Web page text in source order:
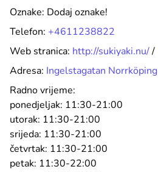
Oznake: Dodaj oznake!
Telefon: +4611238822
Web stranica: http://sukiyaki.nu//
Adresa: Ingelstagatan Norrköping
Radno vrijeme:
ponedjeljak: 11:30-21:00
utorak: 11:30-21:00
srijeda: 11:30-21:00
četvrtak: 11:30-21:00
petak: 11:30-22:00